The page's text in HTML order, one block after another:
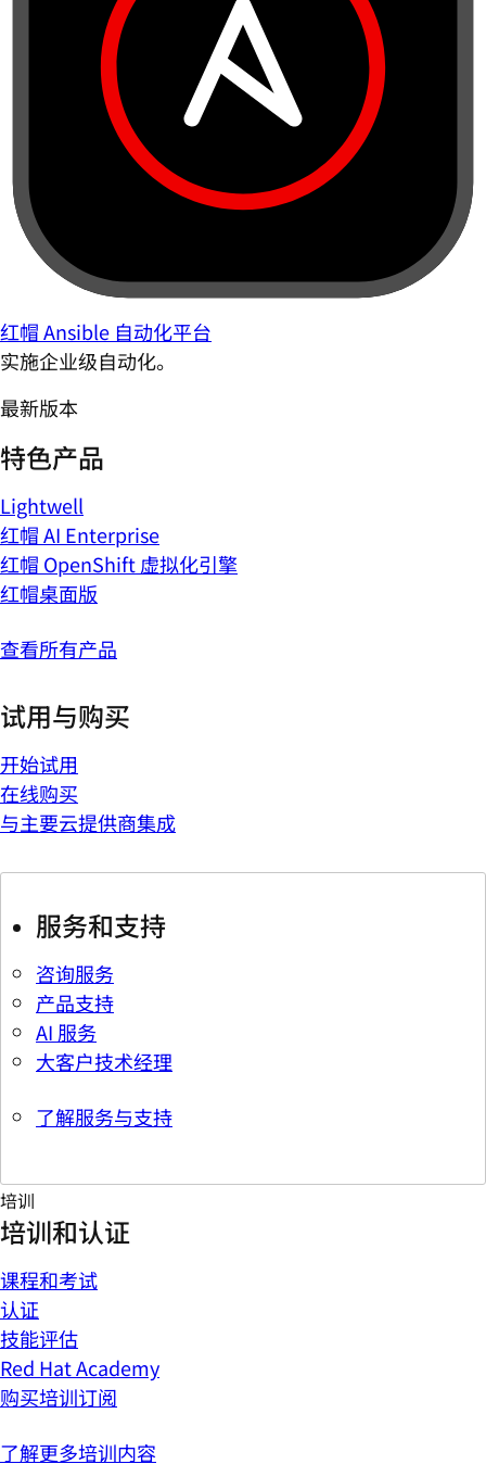
红帽 Ansible 自动化平台
实施企业级自动化。
最新版本
特色产品
Lightwell
红帽 AI Enterprise
红帽 OpenShift 虚拟化引擎
红帽桌面版
查看所有产品
试用与购买
开始试用
在线购买
与主要云提供商集成
服务和支持
咨询服务
产品支持
AI 服务
大客户技术经理
了解服务与支持
培训
培训和认证
课程和考试
认证
技能评估
Red Hat Academy
购买培训订阅
了解更多培训内容